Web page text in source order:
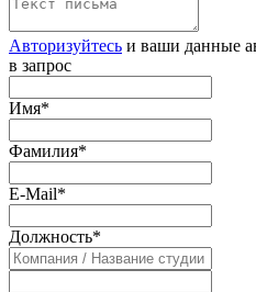
Авторизуйтесь и ваши данные
в запрос
Имя*
Фамилия*
E-Mail*
Должность*